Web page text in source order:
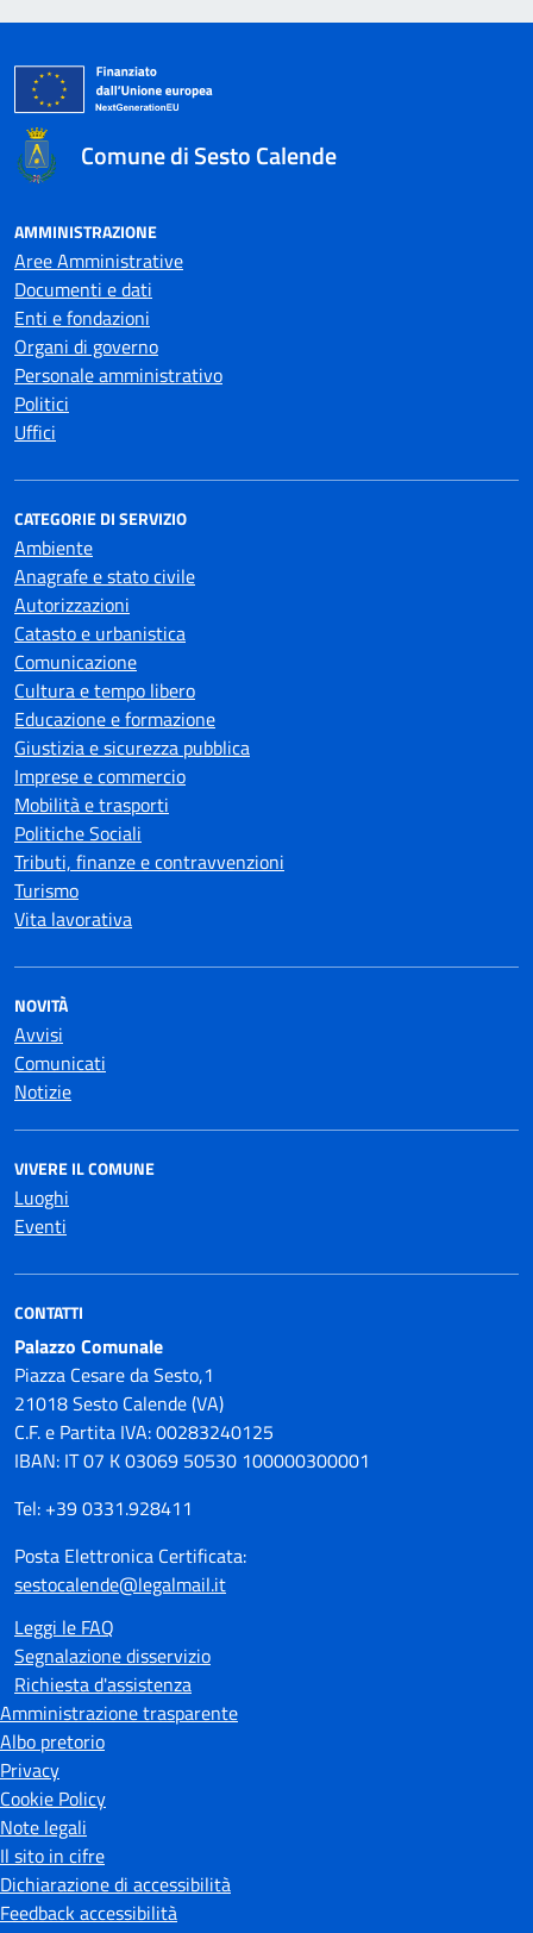
Comune di Sesto Calende
AMMINISTRAZIONE
Aree Amministrative
Documenti e dati
Enti e fondazioni
Organi di governo
Personale amministrativo
Politici
Uffici
CATEGORIE DI SERVIZIO
Ambiente
Anagrafe e stato civile
Autorizzazioni
Catasto e urbanistica
Comunicazione
Cultura e tempo libero
Educazione e formazione
Giustizia e sicurezza pubblica
Imprese e commercio
Mobilità e trasporti
Politiche Sociali
Tributi, finanze e contravvenzioni
Turismo
Vita lavorativa
NOVITÀ
Avvisi
Comunicati
Notizie
VIVERE IL COMUNE
Luoghi
Eventi
CONTATTI
Palazzo Comunale
Piazza Cesare da Sesto,1
21018 Sesto Calende (VA)
C.F. e Partita IVA: 00283240125
IBAN: IT 07 K 03069 50530 100000300001
Tel: +39 0331.928411
Posta Elettronica Certificata:
sestocalende@legalmail.it
Leggi le FAQ
Segnalazione disservizio
Richiesta d'assistenza
Amministrazione trasparente
Albo pretorio
Privacy
Cookie Policy
Note legali
Il sito in cifre
Dichiarazione di accessibilità
Feedback accessibilità